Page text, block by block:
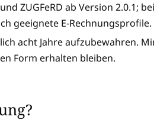
ZUGFeRD ab Version 2.0.1;
geeignete E-Rechnungsprofile.
acht Jahre aufzubewahren.
Form erhalten bleiben.